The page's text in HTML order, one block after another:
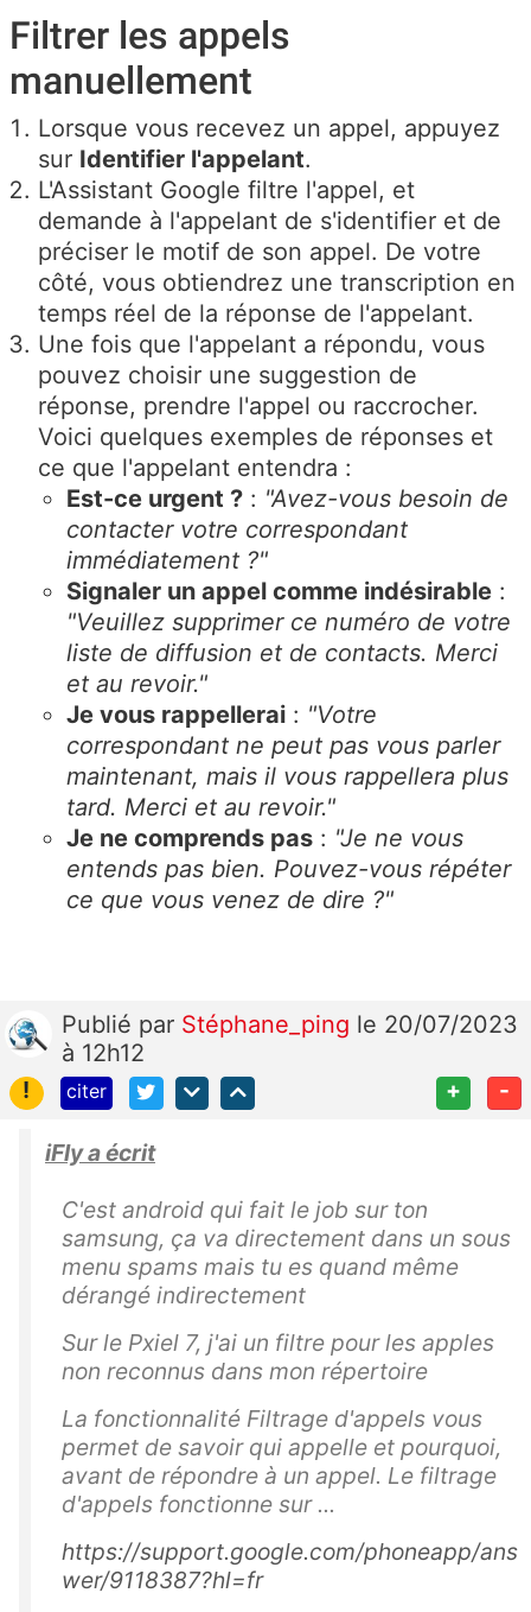
Filtrer les appels
manuellement
Lorsque vous recevez un appel, appuyez
sur Identifier l'appelant.
L'Assistant Google filtre l'appel, et
demande à l'appelant de s'identifier et de
préciser le motif de son appel. De votre
côté, vous obtiendrez une transcription en
temps réel de la réponse de l'appelant.
Une fois que l'appelant a répondu, vous
pouvez choisir une suggestion de
réponse, prendre l'appel ou raccrocher.
Voici quelques exemples de réponses et
ce que l'appelant entendra :
Est-ce urgent ? : "Avez-vous besoin de
contacter votre correspondant
immédiatement ?"
Signaler un appel comme indésirable :
"Veuillez supprimer ce numéro de votre
liste de diffusion et de contacts. Merci
et au revoir."
Je vous rappellerai : "Votre
correspondant ne peut pas vous parler
maintenant, mais il vous rappellera plus
tard. Merci et au revoir."
Je ne comprends pas : "Je ne vous
entends pas bien. Pouvez-vous répéter
ce que vous venez de dire ?"
Publié par Stéphane_ping le 20/07/2023
à 12h12
!
citer + -
iFly a écrit
C'est android qui fait le job sur ton
samsung, ça va directement dans un sous
menu spams mais tu es quand même
dérangé indirectement
Sur le Pxiel 7, j'ai un filtre pour les apples
non reconnus dans mon répertoire
La fonctionnalité Filtrage d'appels vous
permet de savoir qui appelle et pourquoi,
avant de répondre à un appel. Le filtrage
d'appels fonctionne sur ...
https://support.google.com/phoneapp/ans
wer/9118387?hl=fr